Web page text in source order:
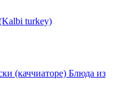
turkey)
Блюда из